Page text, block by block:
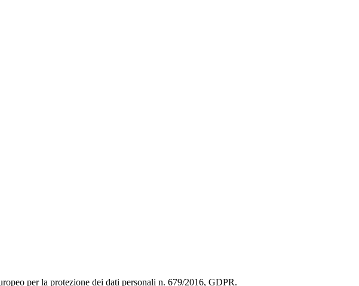
per la protezione dei dati personali n. 679/2016, GDPR.